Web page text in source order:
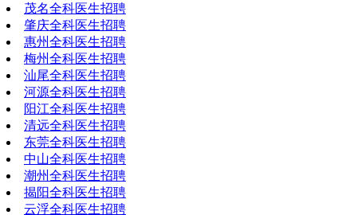
茂名全科医生招聘
肇庆全科医生招聘
惠州全科医生招聘
梅州全科医生招聘
汕尾全科医生招聘
河源全科医生招聘
阳江全科医生招聘
清远全科医生招聘
东莞全科医生招聘
中山全科医生招聘
潮州全科医生招聘
揭阳全科医生招聘
云浮全科医生招聘